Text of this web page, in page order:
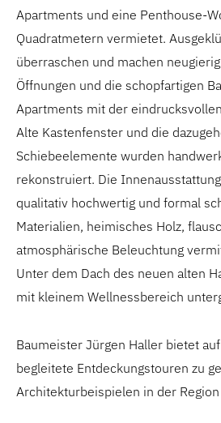
Apartments und eine Penthouse-
Quadratmetern vermietet.
überraschen und machen
Öffnungen und die schopfartigen
Apartments mit der
Alte Kastenfenster und die
Schiebeelemente wurden
rekonstruiert. Die
qualitativ hochwertig und formal
Materialien, heimisches Holz,
atmosphärische Beleuchtung
Unter dem Dach des neuen alten
mit kleinem Wellnessbereich
Baumeister Jürgen Haller bietet
begleitete Entdeckungstouren zu
Architekturbeispielen in der Region